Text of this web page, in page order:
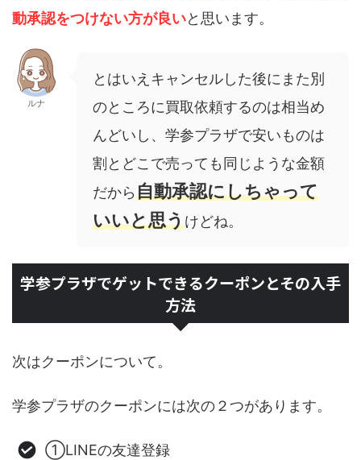
動承認をつけない方が良いと思います。
ルナ
とはいえキャンセルした後にまた別
のところに買取依頼するのは相当め
んどいし、学参プラザで安いものは
割とどこで売っても同じような金額
だから自動承認にしちゃって
いいと思うけどね。
学参プラザでゲットできるクーポンとその入手
方法
次はクーポンについて。
学参プラザのクーポンには次の２つがあります。
①LINEの友達登録